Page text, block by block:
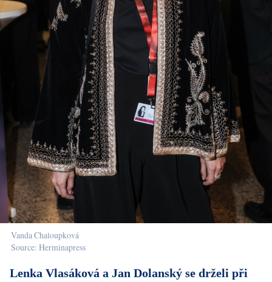
Vanda Chaloupková
Source: Herminapress
Lenka Vlasáková a Jan Dolanský se drželi při